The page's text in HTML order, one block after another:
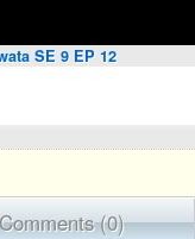
SE 9 EP 12
Comments (0)